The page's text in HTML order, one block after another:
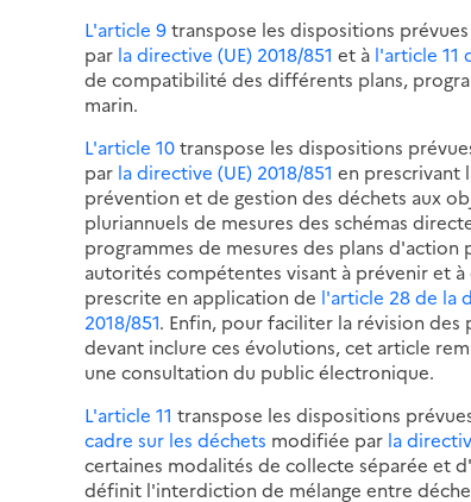
L'article 9transpose les dispositions prévues
par la directive (UE) 2018/851 et à l'article 11
de compatibilité des différents plans,
marin.
L'article 10transpose les dispositions
par la directive (UE) 2018/851 en prescrivant
prévention et de gestion des déchets aux
pluriannuels de mesures des schémas
programmes de mesures des plans d'action
autorités compétentes visant à prévenir et
prescrite en application de l'article 28 de la
2018/851. Enfin, pour faciliter la révision
devant inclure ces évolutions, cet article
une consultation du public électronique.
L'article 11 transpose les dispositions
cadre sur les déchets modifiée par la
certaines modalités de collecte séparée et
définit l'interdiction de mélange entre